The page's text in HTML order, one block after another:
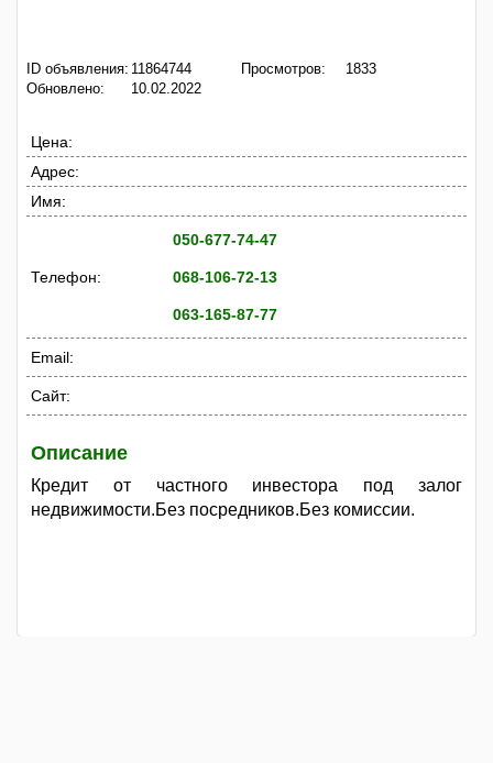
ID объявления: 11864744
Обновлено:
10.02.2022
Просмотров: 1833
Цена:
Адрес:
Имя:
Телефон:
050-677-74-47
068-106-72-13
063-165-87-77
Email:
Сайт:
Описание
Кредит от частного инвестора под залог
недвижимости.Без посредников.Без комиссии.